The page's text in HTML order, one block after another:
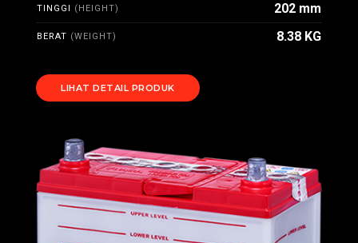
TINGGI (HEIGHT) 202 mm
BERAT (WEIGHT) 8.38 KG
LIHAT DETAIL PRODUK